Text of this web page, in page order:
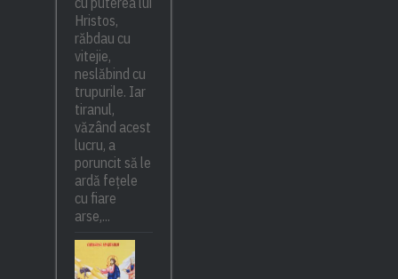
Hristos,
răbdau cu
vitejie,
neslăbind cu
trupurile. Iar
tiranul,
văzând acest
lucru, a
poruncit să le
ardă fețele
cu fiare
arse,...